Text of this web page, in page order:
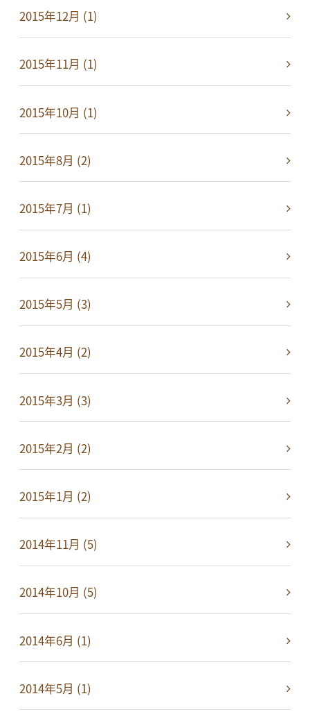
2015年12月 (1)
2015年11月 (1)
2015年10月 (1)
2015年8月 (2)
2015年7月 (1)
2015年6月 (4)
2015年5月 (3)
2015年4月 (2)
2015年3月 (3)
2015年2月 (2)
2015年1月 (2)
2014年11月 (5)
2014年10月 (5)
2014年6月 (1)
2014年5月 (1)